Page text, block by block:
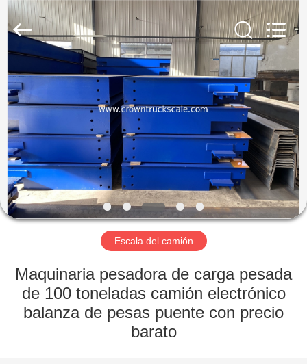
INICIO
PRODUCTOS
SOBRE
NOSOTROS
VISITA
LA
FÁBRICA
Scales
Co.,
Ltd.
Rights
Developed
ECER
Escala del camión
Maquinaria pesadora de carga pesada
de 100 toneladas camión electrónico
balanza de pesas puente con precio
barato